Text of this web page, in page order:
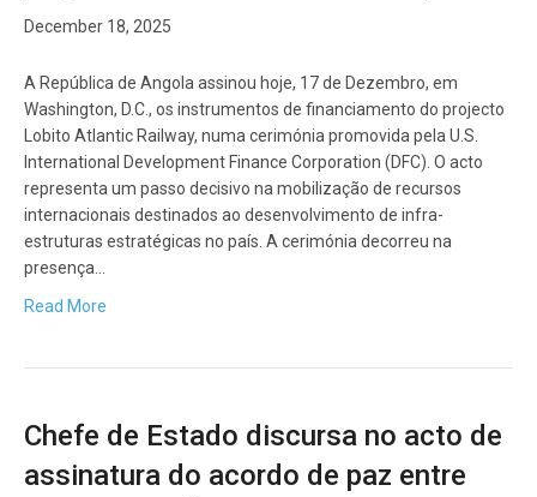
December 18, 2025
A República de Angola assinou hoje, 17 de Dezembro, em
Washington, D.C., os instrumentos de financiamento do projecto
Lobito Atlantic Railway, numa cerimónia promovida pela U.S.
International Development Finance Corporation (DFC). O acto
representa um passo decisivo na mobilização de recursos
internacionais destinados ao desenvolvimento de infra-
estruturas estratégicas no país. A cerimónia decorreu na
presença…
Read More
Chefe de Estado discursa no acto de
assinatura do acordo de paz entre